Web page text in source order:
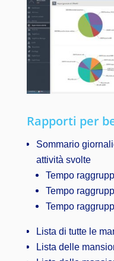
Rapporti per
Sommario
attività svolte
Tempo
Tempo
Tempo
Lista di tutte le
Lista delle